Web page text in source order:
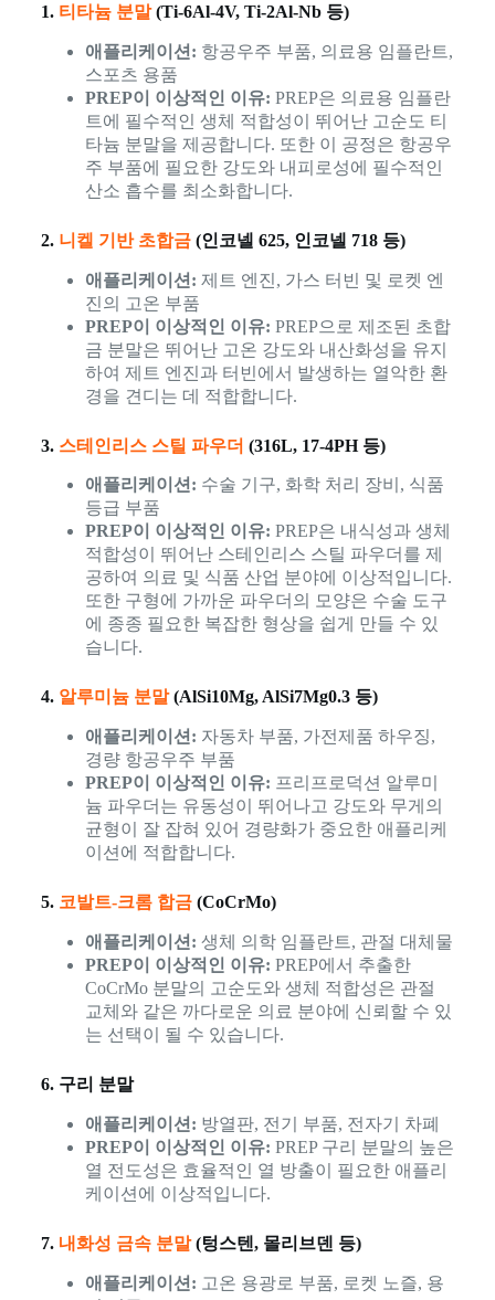
1. 티타늄 분말(Ti-6Al-4V, Ti-2Al-Nb 등)
애플리케이션: 항공우주 부품, 의료용 임플란트,
스포츠 용품
PREP이 이상적인 이유: PREP은 의료용 임플란
트에 필수적인 생체 적합성이 뛰어난 고순도 티
타늄 분말을 제공합니다. 또한 이 공정은 항공우
주 부품에 필요한 강도와 내피로성에 필수적인
산소 흡수를 최소화합니다.
2. 니켈 기반 초합금(인코넬 625, 인코넬 718 등)
애플리케이션: 제트 엔진, 가스 터빈 및 로켓 엔
진의 고온 부품
PREP이 이상적인 이유: PREP으로 제조된 초합
금 분말은 뛰어난 고온 강도와 내산화성을 유지
하여 제트 엔진과 터빈에서 발생하는 열악한 환
경을 견디는 데 적합합니다.
3. 스테인리스 스틸 파우더 (316L, 17-4PH 등)
애플리케이션: 수술 기구, 화학 처리 장비, 식품
등급 부품
PREP이 이상적인 이유: PREP은 내식성과 생체
적합성이 뛰어난 스테인리스 스틸 파우더를 제
공하여 의료 및 식품 산업 분야에 이상적입니다.
또한 구형에 가까운 파우더의 모양은 수술 도구
에 종종 필요한 복잡한 형상을 쉽게 만들 수 있
습니다.
4. 알루미늄 분말(AlSi10Mg, AlSi7Mg0.3 등)
애플리케이션: 자동차 부품, 가전제품 하우징,
경량 항공우주 부품
PREP이 이상적인 이유: 프리프로덕션 알루미
늄 파우더는 유동성이 뛰어나고 강도와 무게의
균형이 잘 잡혀 있어 경량화가 중요한 애플리케
이션에 적합합니다.
5. 코발트-크롬 합금(CoCrMo)
애플리케이션: 생체 의학 임플란트, 관절 대체물
PREP이 이상적인 이유: PREP에서 추출한
CoCrMo 분말의 고순도와 생체 적합성은 관절
교체와 같은 까다로운 의료 분야에 신뢰할 수 있
는 선택이 될 수 있습니다.
6. 구리 분말
애플리케이션: 방열판, 전기 부품, 전자기 차폐
PREP이 이상적인 이유: PREP 구리 분말의 높은
열 전도성은 효율적인 열 방출이 필요한 애플리
케이션에 이상적입니다.
7. 내화성 금속 분말(텅스텐, 몰리브덴 등)
애플리케이션: 고온 용광로 부품, 로켓 노즐, 용